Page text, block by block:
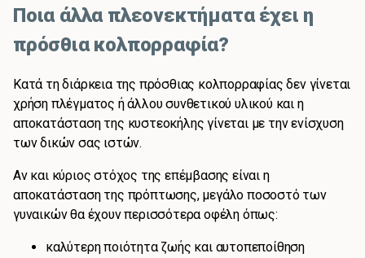
Ποια άλλα πλεονεκτήματα έχει η
πρόσθια κολπορραφία?
Κατά τη διάρκεια της πρόσθιας κολπορραφίας δεν γίνεται
χρήση πλέγματος ή άλλου συνθετικού υλικού και η
αποκατάσταση της κυστεοκήλης γίνεται με την ενίσχυση
των δικών σας ιστών.
Αν και κύριος στόχος της επέμβασης είναι η
αποκατάσταση της πρόπτωσης, μεγάλο ποσοστό των
γυναικών θα έχουν περισσότερα οφέλη όπως:
καλύτερη ποιότητα ζωής και αυτοπεποίθηση